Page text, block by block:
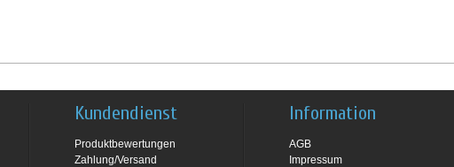
Kundendienst
Produktbewertungen
Zahlung/Versand
Information
AGB
Impressum